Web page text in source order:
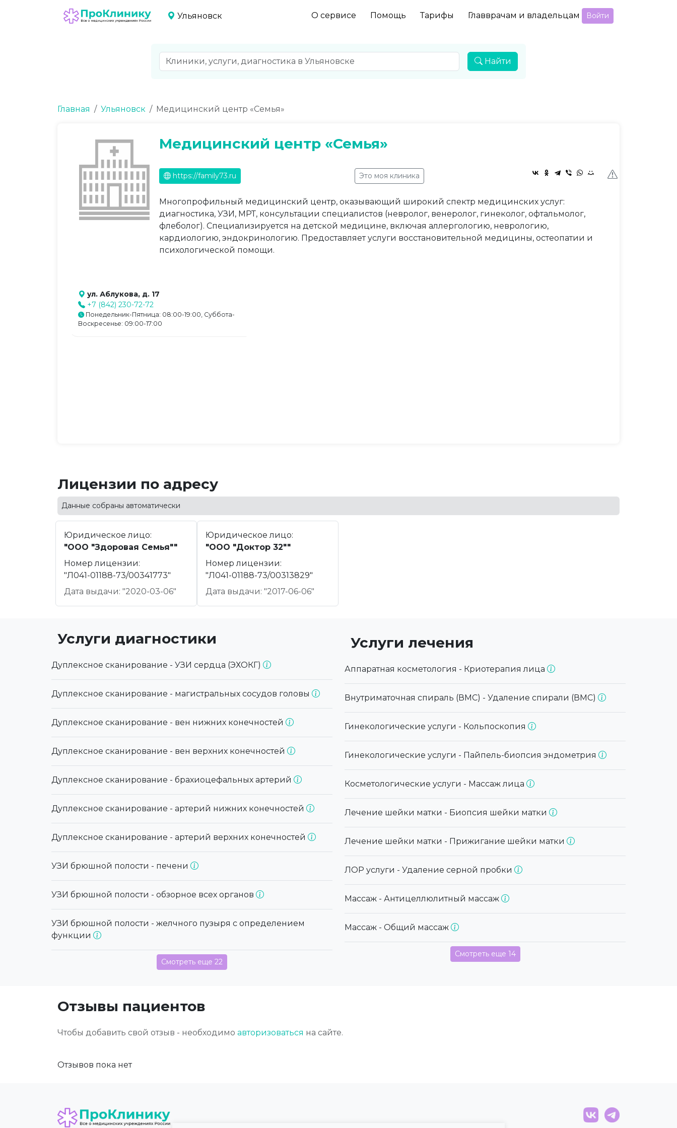
Ульяновск О сервисе Помощь Тарифы Главврачам и владельцам Войти
Найти
Главная Ульяновск Медицинский центр «Семья»
Медицинский центр «Семья»
https://family73.ru Это моя клиника
Многопрофильный медицинский центр, оказывающий широкий спектр медицинских услуг:
диагностика, УЗИ, МРТ, консультации специалистов (невролог, венеролог, гинеколог, офтальмолог,
флеболог). Специализируется на детской медицине, включая аллергологию, неврологию,
кардиологию, эндокринологию. Предоставляет услуги восстановительной медицины, остеопатии и
психологической помощи.
ул. Аблукова, д. 17
+7 (842) 230-72-72
Понедельник-Пятница: 08:00-19:00, Суббота-
Воскресенье: 09:00-17:00
Лицензии по адресу
Данные собраны автоматически
Юридическое лицо:
"ООО "Здоровая Семья""
Номер лицензии:
"Л041-01188-73/00341773"
Дата выдачи: "2020-03-06"
Юридическое лицо:
"ООО "Доктор 32""
Номер лицензии:
"Л041-01188-73/00313829"
Дата выдачи: "2017-06-06"
Услуги диагностики
Дуплексное сканирование - УЗИ сердца (ЭХОКГ)
Дуплексное сканирование - магистральных сосудов головы
Дуплексное сканирование - вен нижних конечностей
Дуплексное сканирование - вен верхних конечностей
Дуплексное сканирование - брахиоцефальных артерий
Дуплексное сканирование - артерий нижних конечностей
Дуплексное сканирование - артерий верхних конечностей
УЗИ брюшной полости - печени
УЗИ брюшной полости - обзорное всех органов
УЗИ брюшной полости - желчного пузыря с определением
функции
Смотреть еще 22
Услуги лечения
Аппаратная косметология - Криотерапия лица
Внутриматочная спираль (ВМС) - Удаление спирали (ВМС)
Гинекологические услуги - Кольпоскопия
Гинекологические услуги - Пайпель-биопсия эндометрия
Косметологические услуги - Массаж лица
Лечение шейки матки - Биопсия шейки матки
Лечение шейки матки - Прижигание шейки матки
ЛОР услуги - Удаление серной пробки
Массаж - Антицеллюлитный массаж
Массаж - Общий массаж
Смотреть еще 14
Отзывы пациентов
Чтобы добавить свой отзыв - необходимо авторизоваться на сайте.
Отзывов пока нет